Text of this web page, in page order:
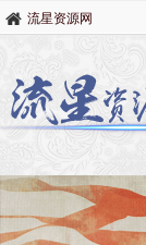
流星资源网